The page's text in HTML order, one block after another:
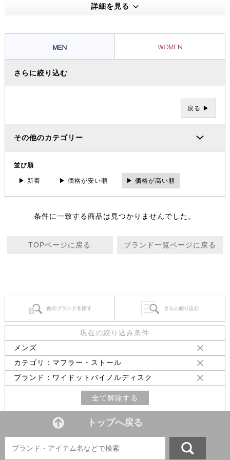
えうる高い機能性・保温性をもつプロダクトは、アウトドアのプロフェ
ッショナルたちから信頼を集め、数々の過酷な冒険やレースを支えてき
詳細を見る
さらに絞り込む
戻る ▶
その他のカテゴリー
並び順
▶ 新着 ▶ 価格が安い順 ▶ 価格が高い順
条件に一致する商品は見つかりませんでした。
TOPページに戻る ブランド一覧ページに戻る
現在の絞り込み条件
メンズ
カテゴリ：マフラー・ストール
ブランド：ワイドットバイノルディスク
全て解除する
トップへ戻る